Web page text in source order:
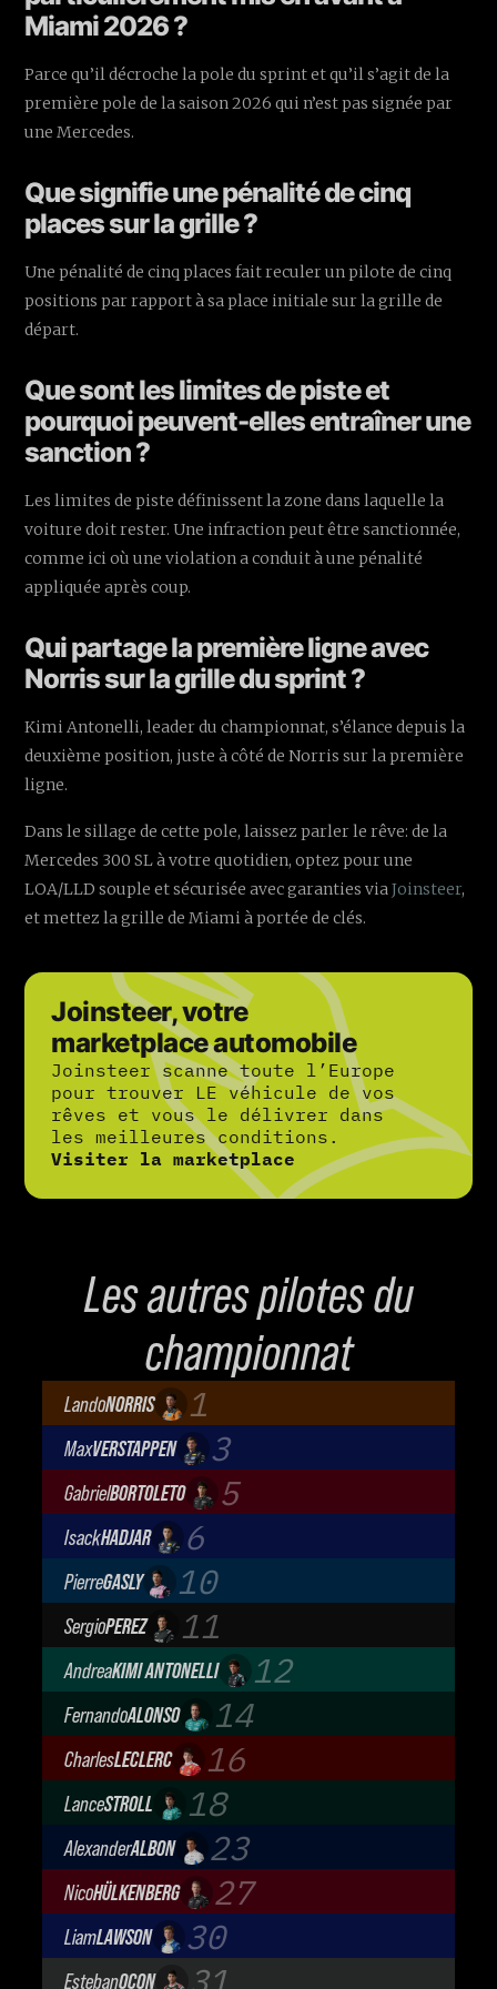
Miami 2026 ?
Parce qu’il décroche la pole du sprint et qu’il s’agit de la
première pole de la saison 2026 qui n’est pas signée par
une Mercedes.
Que signifie une pénalité de cinq
places sur la grille ?
Une pénalité de cinq places fait reculer un pilote de cinq
positions par rapport à sa place initiale sur la grille de
départ.
Que sont les limites de piste et
pourquoi peuvent-elles entraîner une
sanction ?
Les limites de piste définissent la zone dans laquelle la
voiture doit rester. Une infraction peut être sanctionnée,
comme ici où une violation a conduit à une pénalité
appliquée après coup.
Qui partage la première ligne avec
Norris sur la grille du sprint ?
Kimi Antonelli, leader du championnat, s’élance depuis la
deuxième position, juste à côté de Norris sur la première
ligne.
Dans le sillage de cette pole, laissez parler le rêve: de la
Mercedes 300 SL à votre quotidien, optez pour une
LOA/LLD souple et sécurisée avec garanties viaJoinsteer,
et mettez la grille de Miami à portée de clés.
Joinsteer, votre
marketplace automobile
Joinsteer scanne toute l’Europe
pour trouver LE véhicule de vos
rêves et vous le délivrer dans
les meilleures conditions.
Visiter la marketplace
Les autres pilotes du
championnat
LandoNORRIS 1
McLaren Mastercard F1 Team
MaxVERSTAPPEN 3
Oracle Red Bull Racing
GabrielBORTOLETO 5
Audi Revolut F1 Team
IsackHADJAR 6
Oracle Red Bull Racing
PierreGASLY 10
BWT Alpine Formula One Team
SergioPEREZ 11
Cadillac Formula 1 Team
AndreaKIMI ANTONELLI 12
Mercedes-AMG Petronas F1 Team
FernandoALONSO 14
Aston Martin Aramco F1 Team
CharlesLECLERC 16
Scuderia Ferrari
LanceSTROLL 18
Aston Martin Aramco F1 Team
AlexanderALBON 23
Atlassian Williams F1 Team
NicoHÜLKENBERG 27
Audi Revolut F1 Team
LiamLAWSON 30
Visa Cash App Racing Bulls
EstebanOCON